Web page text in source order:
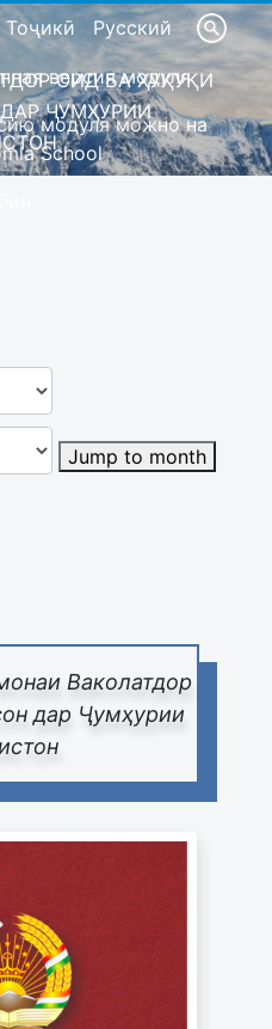
Тоҷикӣ Русский
версия модуля
модуля можно на
School
ОИД БА ҲУҚУҚИ
ҶУМҲУРИИ
Ваколатдор
дар Ҷумҳурии
Jump to month